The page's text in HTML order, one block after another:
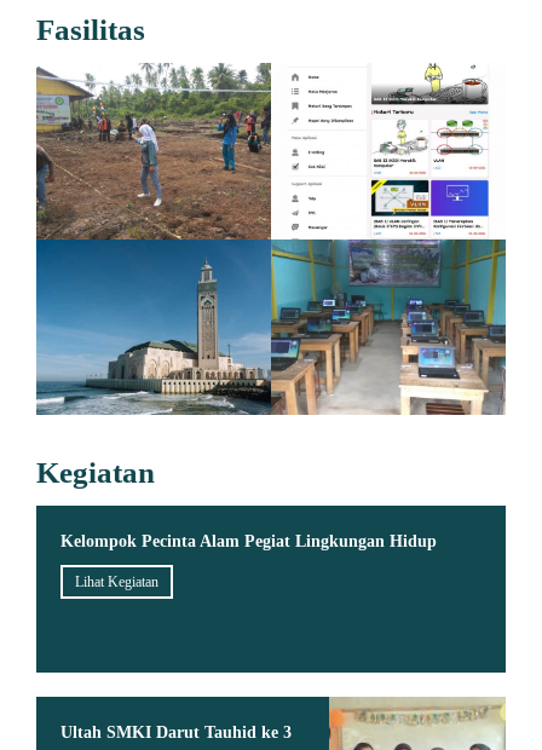
Fasilitas
Kegiatan
Kelompok Pecinta Alam Pegiat Lingkungan Hidup
Lihat Kegiatan
Ultah SMKI Darut Tauhid ke 3